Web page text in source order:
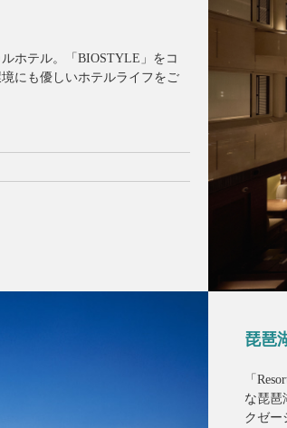
ホテル。「BIOSTYLE」をコ
にも優しいホテルライフをご
琵琶
「
な琵琶
クゼー